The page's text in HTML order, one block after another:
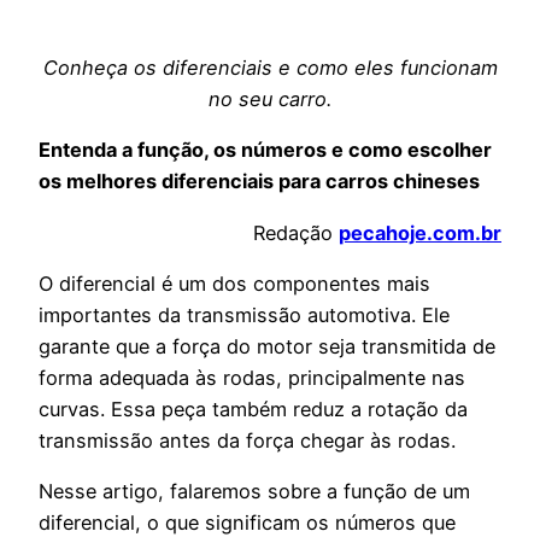
Conheça os diferenciais e como eles funcionam
no seu carro.
Entenda a função, os números e como escolher
os melhores diferenciais para carros chineses
Redação pecahoje.com.br
O diferencial é um dos componentes mais
importantes da transmissão automotiva. Ele
garante que a força do motor seja transmitida de
forma adequada às rodas, principalmente nas
curvas. Essa peça também reduz a rotação da
transmissão antes da força chegar às rodas.
Nesse artigo, falaremos sobre a função de um
diferencial, o que significam os números que